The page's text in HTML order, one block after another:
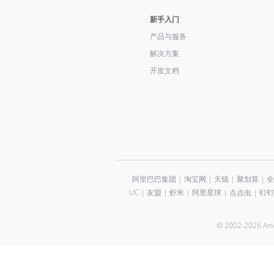
新手入门
产品与服务
解决方案
开发文档
阿里巴巴集团 | 淘宝网 | 天猫| 聚划算 |
UC| 友盟 | 虾米 | 阿里星球| 点点虫 | 钉钉
© 2002-2026